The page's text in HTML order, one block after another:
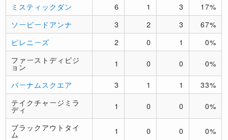
ミスティックダン
6 1 3
17%
ソーピードアンナ
3 2 3
67%
ピレニーズ
2 0 1
0%
ファーストディビジ
ョン 1 0 0 0%
バーナムスクエア 3 1 1
33%
テイクチャージミラ
ディ 1 0 0 0%
ブラックアウトタイ
ム 1 0 0 0%